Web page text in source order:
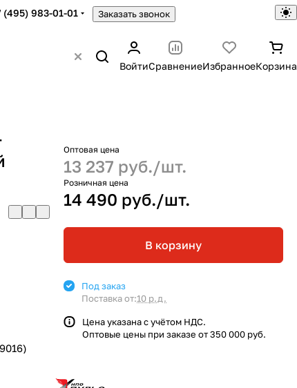
(495) 983-01-01 Заказать звонок
ВойтиСравнениеИзбранноеКорзина
Оптовая цена
13 237 руб./шт.
Розничная цена
14 490 руб./шт.
В корзину
Под заказ
Поставка от:10 р.д.
Цена указана с учётом НДС.
Оптовые цены при заказе от 350 000 руб.